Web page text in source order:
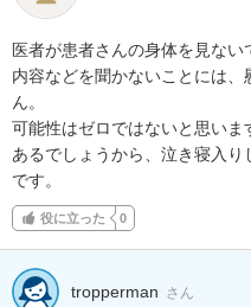
医者が患者さんの身体を見な
内容などを聞かないことには
ん。
可能性はゼロではないと思い
あるでしょうから、泣き寝入
です。
役に立った 0
tropperman さん